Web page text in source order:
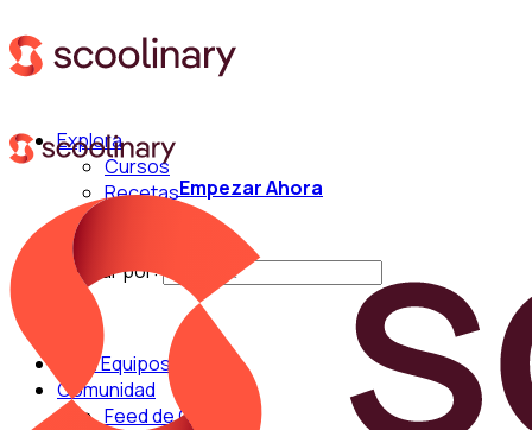
Explora
Cursos
Recetas
Buscar por:
Para Equipos
Comunidad
Feed de Cocina
Empezar Ahora